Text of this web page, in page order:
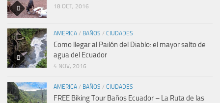
18 OCT, 2016
AMERICA / BAÑOS / CIUDADES
Como llegar al Pailón del Diablo: el mayor salto de
agua del Ecuador
4 NOV, 2016
AMERICA / BAÑOS / CIUDADES
FREE Biking Tour Baños Ecuador – La Ruta de las